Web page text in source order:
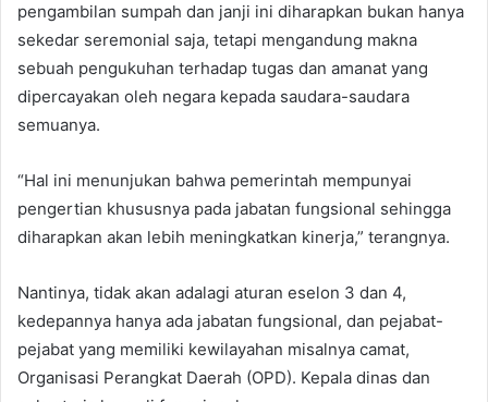
pengambilan sumpah dan janji ini diharapkan bukan hanya
sekedar seremonial saja, tetapi mengandung makna
sebuah pengukuhan terhadap tugas dan amanat yang
dipercayakan oleh negara kepada saudara-saudara
semuanya.
“Hal ini menunjukan bahwa pemerintah mempunyai
pengertian khususnya pada jabatan fungsional sehingga
diharapkan akan lebih meningkatkan kinerja,” terangnya.
Nantinya, tidak akan adalagi aturan eselon 3 dan 4,
kedepannya hanya ada jabatan fungsional, dan pejabat-
pejabat yang memiliki kewilayahan misalnya camat,
Organisasi Perangkat Daerah (OPD). Kepala dinas dan